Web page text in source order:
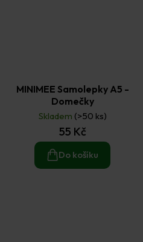
MINIMEE Samolepky A5 -
Domečky
Skladem (>50 ks)
55 Kč
Do košíku